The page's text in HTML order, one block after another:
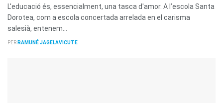
L'educació és, essencialment, una tasca d'amor. A l’escola Santa
Dorotea, com a escola concertada arrelada en el carisma
salesià, entenem...
PER RAMUNÉ JAGELAVICUTE